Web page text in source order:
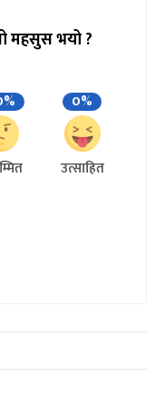
महसुस भयो ?
0%
उत्साहित